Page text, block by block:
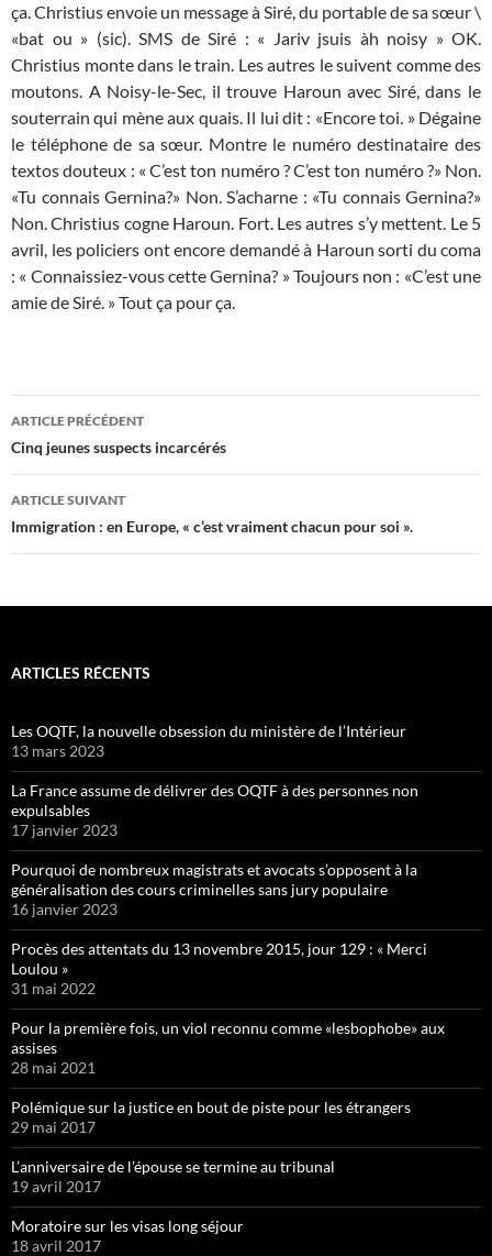
ça. Christius envoie un message à Siré, du portable de sa sœur \
«bat ou » (sic). SMS de Siré : « Jariv jsuis àh noisy » OK.
Christius monte dans le train. Les autres le suivent comme des
moutons. A Noisy-le-Sec, il trouve Haroun avec Siré, dans le
souterrain qui mène aux quais. Il lui dit : «Encore toi. » Dégaine
le téléphone de sa sœur. Montre le numéro destinataire des
textos douteux : « C’est ton numéro ? C’est ton numéro ?» Non.
«Tu connais Gernina?» Non. S’acharne : «Tu connais Gernina?»
Non. Christius cogne Haroun. Fort. Les autres s’y mettent. Le 5
avril, les policiers ont encore demandé à Haroun sorti du coma
: « Connaissiez-vous cette Gernina? » Toujours non : «C’est une
amie de Siré. » Tout ça pour ça.
Navigation
des
articles
ARTICLE PRÉCÉDENT
Cinq jeunes suspects incarcérés
ARTICLE SUIVANT
Immigration : en Europe, « c’est vraiment chacun pour soi ».
ARTICLES RÉCENTS
Les OQTF, la nouvelle obsession du ministère de l’Intérieur
13 mars 2023
La France assume de délivrer des OQTF à des personnes non
expulsables
17 janvier 2023
Pourquoi de nombreux magistrats et avocats s’opposent à la
généralisation des cours criminelles sans jury populaire
16 janvier 2023
Procès des attentats du 13 novembre 2015, jour 129 : « Merci
Loulou »
31 mai 2022
Pour la première fois, un viol reconnu comme «lesbophobe» aux
assises
28 mai 2021
Polémique sur la justice en bout de piste pour les étrangers
29 mai 2017
L’anniversaire de l’épouse se termine au tribunal
19 avril 2017
Moratoire sur les visas long séjour
18 avril 2017